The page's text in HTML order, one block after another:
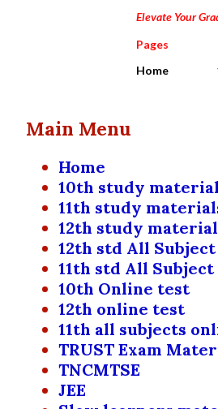
Elevate Your
Pages
Home
Main Menu
Home
10th study
11th study
12th study
12th std All
11th std All
10th Online test
12th online test
11th all subjects
TRUST Exam
TNCMTSE
JEE